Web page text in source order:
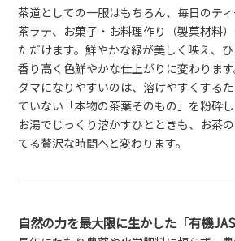
茶道としての一服はもちろん、毎日のテ
茶ラテ、お菓子・お料理作り（製菓材料
ただけます。鮮やかな緑が美しく映え、
香り高く色鮮やかな仕上がりに変わります
ダマになりやすいのは、溶けやすくする
ていない「本物の茶葉そのもの」を粉砕
お湯でじっくり溶かすひとときも、お茶
てる贅沢な時間へと変わります。
自然の力を最大限に生かした「有機JAS